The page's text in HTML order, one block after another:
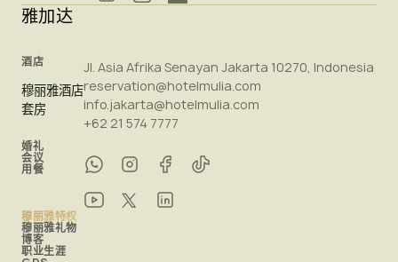
雅加达
酒店
穆丽雅酒店
套房
婚礼
会议
用餐
Jl. Asia Afrika Senayan Jakarta 10270, Indonesia
reservation@hotelmulia.com
info.jakarta@hotelmulia.com
+62 21 574 7777
穆丽雅特权
穆丽雅礼物
博客
职业生涯